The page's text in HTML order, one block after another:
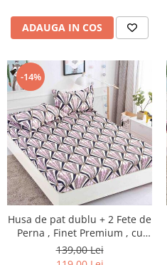
ADAUGA IN COS
-14%
Husa de pat dublu + 2 Fete de
Perna , Finet Premium , cu
elastic , HP51
139,00 Lei